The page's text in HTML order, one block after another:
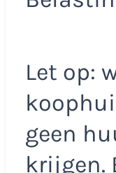
Let op:
geen
krijgen.